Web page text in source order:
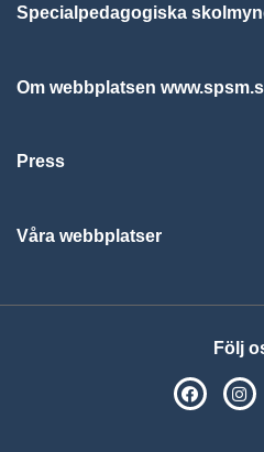
Specialpedagogiska
Om webbplatsen
Press
Våra webbplatser
Följ